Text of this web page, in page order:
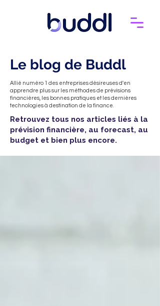
Le blog de Buddl
Allié numéro 1 des entreprises désireuses d'en
apprendre plus sur les méthodes de prévisions
financières, les bonnes pratiques et les dernières
technologies à destination de la finance.
Retrouvez tous nos articles liés à la
prévision financière, au forecast, au
budget et bien plus encore.